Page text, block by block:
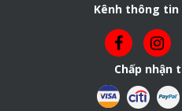
Kênh thông
Chấp nhận